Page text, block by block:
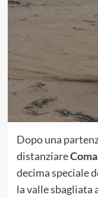
Dopo una
distanziareComa
decima speciale
la valle sbagliata